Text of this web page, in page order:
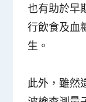
也有助於早
行飲食及血
生。
此外，雖然